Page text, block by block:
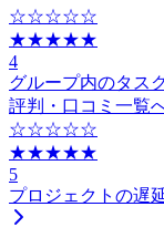
☆☆☆☆☆
★★★★★
4
グループ内のタス
評判・口コミ一覧
☆☆☆☆☆
★★★★★
5
プロジェクトの遅